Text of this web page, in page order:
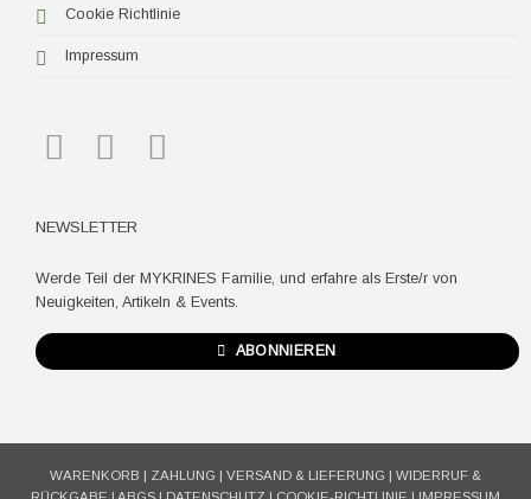
Cookie Richtlinie
Impressum
NEWSLETTER
Werde Teil der MYKRINES Familie, und erfahre als Erste/r von
Neuigkeiten, Artikeln & Events.
ABONNIEREN
WARENKORB | ZAHLUNG | VERSAND & LIEFERUNG | WIDERRUF &
RÜCKGABE | ABGS | DATENSCHUTZ | COOKIE-RICHTLINIE | IMPRESSUM